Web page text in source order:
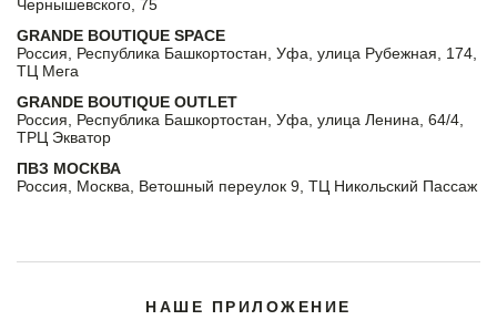
Чернышевского, 75
GRANDE BOUTIQUE SPACE
Россия, Республика Башкортостан, Уфа, улица Рубежная, 174,
ТЦ Мега
GRANDE BOUTIQUE OUTLET
Россия, Республика Башкортостан, Уфа, улица Ленина, 64/4,
ТРЦ Экватор
ПВЗ МОСКВА
Россия, Москва, Ветошный переулок 9, ТЦ Никольский Пассаж
НАШЕ ПРИЛОЖЕНИЕ